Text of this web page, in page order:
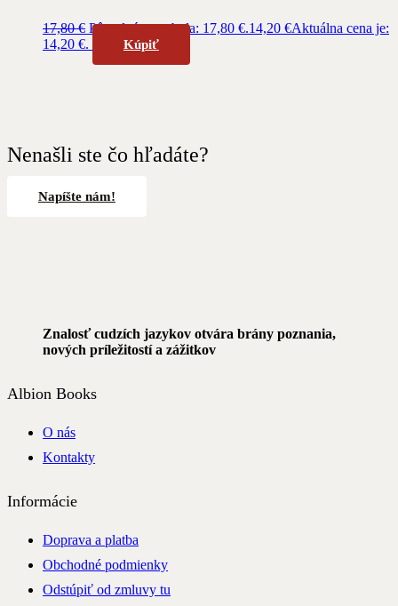
17,80€ Pôvodná cena bola: 17,80 €.14,20 €Aktuálna cena je:
14,20 €.
Kúpiť
Nenašli ste čo hľadáte?
Napíšte nám!
Znalosť cudzích jazykov otvára brány poznania,
nových príležitostí a zážitkov
Albion Books
O nás
Kontakty
Informácie
Doprava a platba
Obchodné podmienky
Odstúpiť od zmluvy tu